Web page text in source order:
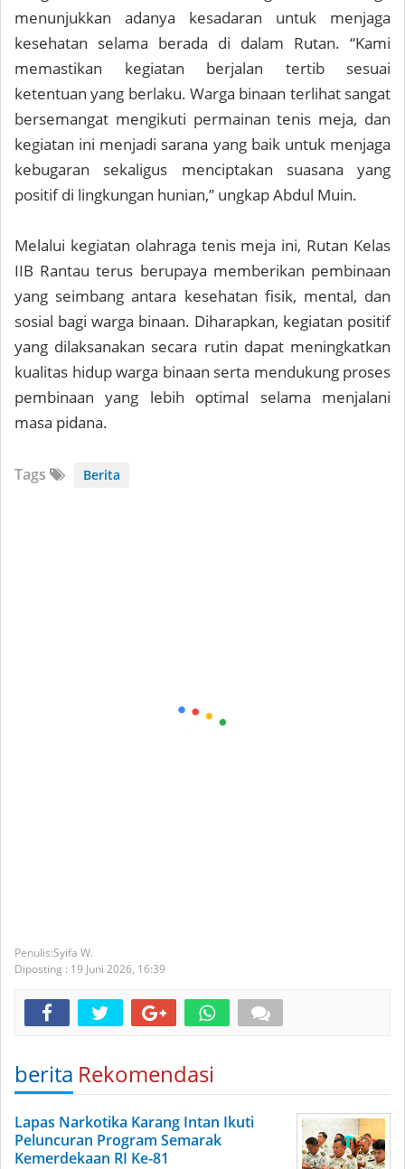
menunjukkan adanya kesadaran untuk menjaga
kesehatan selama berada di dalam Rutan. “Kami
memastikan kegiatan berjalan tertib sesuai
ketentuan yang berlaku. Warga binaan terlihat sangat
bersemangat mengikuti permainan tenis meja, dan
kegiatan ini menjadi sarana yang baik untuk menjaga
kebugaran sekaligus menciptakan suasana yang
positif di lingkungan hunian,” ungkap Abdul Muin.
Melalui kegiatan olahraga tenis meja ini, Rutan Kelas
IIB Rantau terus berupaya memberikan pembinaan
yang seimbang antara kesehatan fisik, mental, dan
sosial bagi warga binaan. Diharapkan, kegiatan positif
yang dilaksanakan secara rutin dapat meningkatkan
kualitas hidup warga binaan serta mendukung proses
pembinaan yang lebih optimal selama menjalani
masa pidana.
Tags Berita
Syifa W.
Diposting : 19 Juni 2026, 16:39
berita Rekomendasi
Lapas Narkotika Karang Intan Ikuti
Peluncuran Program Semarak
Kemerdekaan RI Ke-81